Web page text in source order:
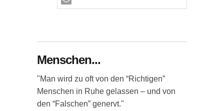
Menschen...
"Man wird zu oft von den “Richtigen”
Menschen in Ruhe gelassen – und von
den “Falschen” genervt."